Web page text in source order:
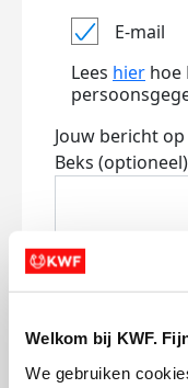
Welkom bij KWF.
We gebruiken
E-mail
Lees hier hoe
Jouw bericht
Beks (optioneel)
0/150
Naam die op de